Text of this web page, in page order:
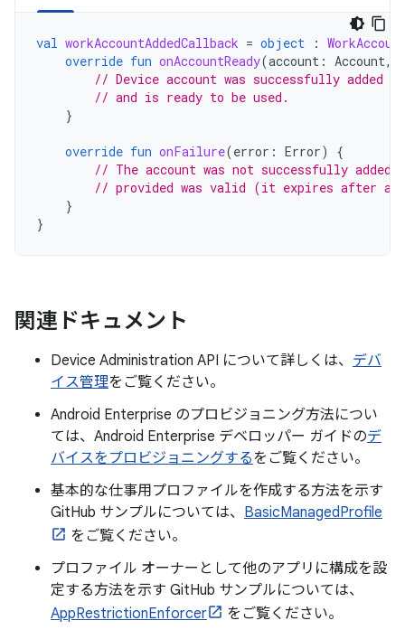
val workAccountAddedCallback = object :
override fun onAccountReady(account : Account,
// Device account was successfully added
// and is ready to be used.
}
override fun onFailure(error : Error)
{
// The account was not successfully
// provided was valid (it expires after a
}
}
関連ドキュメント
Device Administration API について詳しくは、 デバ
イス管理をご覧ください。
Android Enterprise のプロビジョニング方法につい
ては、Android Enterprise デベロッパー ガイドのデ
バイスをプロビジョニングするをご覧ください。
基本的な仕事用プロファイルを作成する方法を示す
GitHub サンプルについては、 BasicManagedProfile
をご覧ください。
プロファイル オーナーとして他のアプリに構成を設
定する方法を示す GitHub サンプルについては、
AppRestrictionEnforcer
をご覧ください。